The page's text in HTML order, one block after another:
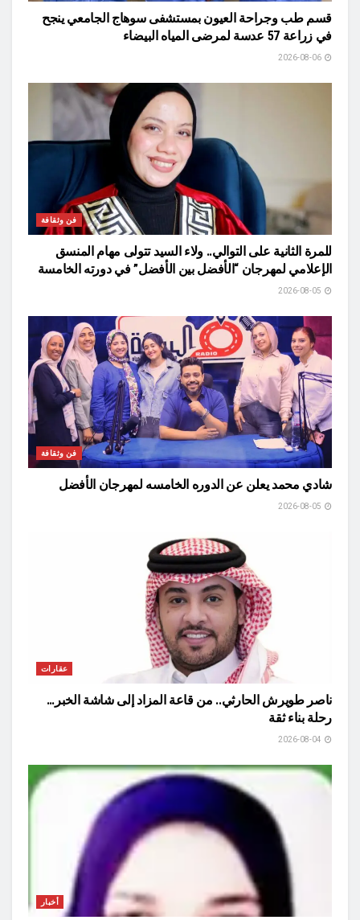
قسم طب وجراحة العيون بمستشفى سوهاج الجامعي ينجح
في زراعة 57 عدسة لمرضى المياه البيضاء
فن وثقافة
للمرة الثانية على التوالي.. ولاء السيد تتولى مهام المنسق
الإعلامي لمهرجان “الأفضل بين الأفضل” في دورته الخامسة
فن وثقافة
شادي محمد يعلن عن الدوره الخامسه لمهرجان الأفضل
عقارات
ناصر طويرش الحارثي.. من قاعة المزاد إلى شاشة الخبر…
رحلة بناء ثقة
أخبار